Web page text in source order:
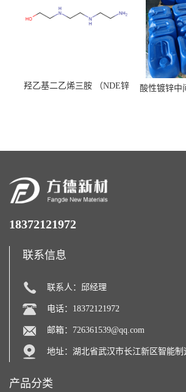
羟乙基二乙烯三胺 （NDE锌
酸性镀锌中
18372121972
联系信息
联系人：邱经理
电话：18372121972
邮箱： 726361539@qq.com
地址：湖北省武汉市长江新区智能制
产品分类